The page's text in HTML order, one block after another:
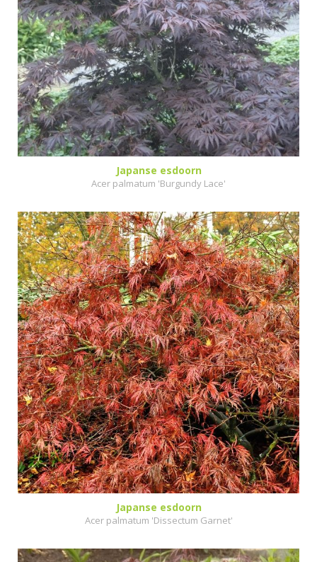
Japanse esdoorn
Acer palmatum 'Burgundy Lace'
Japanse esdoorn
Acer palmatum 'Dissectum Garnet'